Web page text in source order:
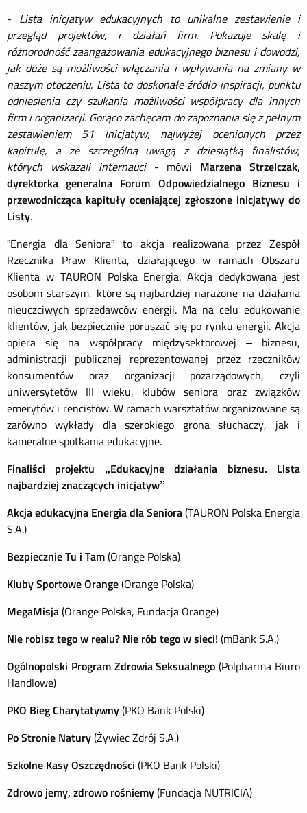
- Lista inicjatyw edukacyjnych to unikalne zestawienie i
przegląd projektów, i działań firm. Pokazuje skalę i
różnorodność zaangażowania edukacyjnego biznesu i dowodzi,
jak duże są możliwości włączania i wpływania na zmiany w
naszym otoczeniu. Lista to doskonałe źródło inspiracji, punktu
odniesienia czy szukania możliwości współpracy dla innych
firm i organizacji. Gorąco zachęcam do zapoznania się z pełnym
zestawieniem 51 inicjatyw, najwyżej ocenionych przez
kapitułę, a ze szczególną uwagą z dziesiątką finalistów,
których wskazali internauci - mówi Marzena Strzelczak,
dyrektorka generalna Forum Odpowiedzialnego Biznesu i
przewodnicząca kapituły oceniającej zgłoszone inicjatywy do
Listy.
”Energia dla Seniora” to akcja realizowana przez Zespół
Rzecznika Praw Klienta, działającego w ramach Obszaru
Klienta w TAURON Polska Energia. Akcja dedykowana jest
osobom starszym, które są najbardziej narażone na działania
nieuczciwych sprzedawców energii. Ma na celu edukowanie
klientów, jak bezpiecznie poruszać się po rynku energii. Akcja
opiera się na współpracy międzysektorowej – biznesu,
administracji publicznej reprezentowanej przez rzeczników
konsumentów oraz organizacji pozarządowych, czyli
uniwersytetów III wieku, klubów seniora oraz związków
emerytów i rencistów. W ramach warsztatów organizowane są
zarówno wykłady dla szerokiego grona słuchaczy, jak i
kameralne spotkania edukacyjne.
Finaliści projektu „Edukacyjne działania biznesu. Lista
najbardziej znaczących inicjatyw”
Akcja edukacyjna Energia dla Seniora(TAURON Polska Energia
S.A.)
Bezpiecznie Tu i Tam(Orange Polska)
Kluby Sportowe Orange(Orange Polska)
MegaMisja(Orange Polska, Fundacja Orange)
Nie robisz tego w realu? Nie rób tego w sieci! (mBank S.A.)
Ogólnopolski Program Zdrowia Seksualnego(Polpharma Biuro
Handlowe)
PKO Bieg Charytatywny(PKO Bank Polski)
Po Stronie Natury(Żywiec Zdrój S.A.)
Szkolne Kasy Oszczędności (PKO Bank Polski)
Zdrowo jemy, zdrowo rośniemy(Fundacja NUTRICIA)